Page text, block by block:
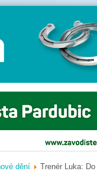
dění Trenér Luka: